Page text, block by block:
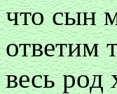
что сын
ответим
весь род